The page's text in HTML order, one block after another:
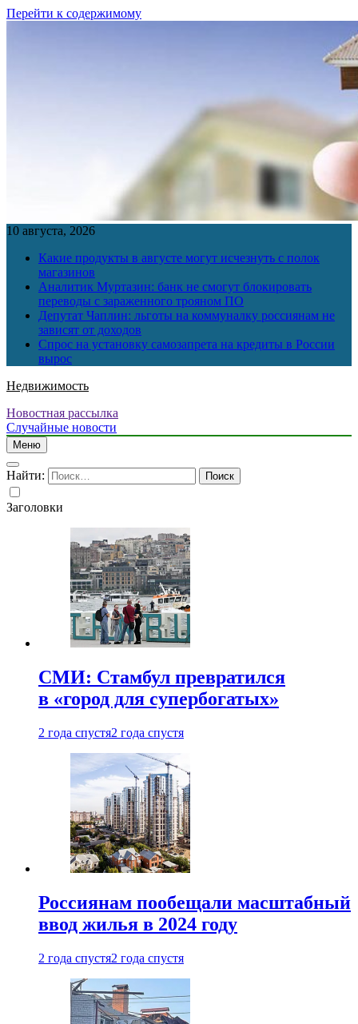
Перейти к содержимому
10 августа, 2026
Какие продукты в августе могут исчезнуть с полок
магазинов
Аналитик Муртазин: банк не смогут блокировать
переводы с зараженного трояном ПО
Депутат Чаплин: льготы на коммуналку россиянам не
зависят от доходов
Спрос на установку самозапрета на кредиты в России
вырос
Недвижимость
Новостная рассылка
Случайные новости
Меню
Найти:
Заголовки
СМИ: Стамбул превратился
в «город для супербогатых»
2 года спустя2 года спустя
Россиянам пообещали масштабный
ввод жилья в 2024 году
2 года спустя2 года спустя